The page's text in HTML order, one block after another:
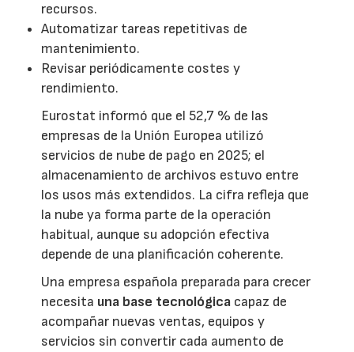
recursos.
Automatizar tareas repetitivas de
mantenimiento.
Revisar periódicamente costes y
rendimiento.
Eurostat informó que el 52,7 % de las
empresas de la Unión Europea utilizó
servicios de nube de pago en 2025; el
almacenamiento de archivos estuvo entre
los usos más extendidos. La cifra refleja que
la nube ya forma parte de la operación
habitual, aunque su adopción efectiva
depende de una planificación coherente.
Una empresa española preparada para crecer
necesita una base tecnológica capaz de
acompañar nuevas ventas, equipos y
servicios sin convertir cada aumento de